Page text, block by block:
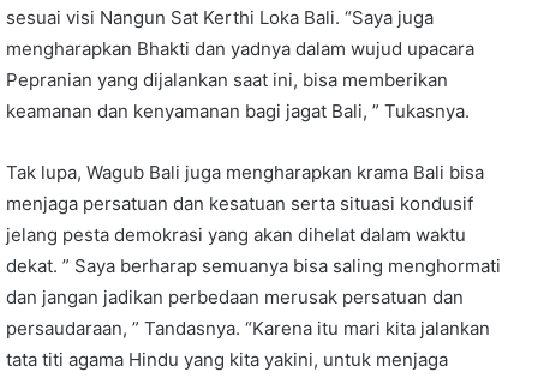
sesuai visi Nangun Sat Kerthi Loka Bali. “Saya juga
mengharapkan Bhakti dan yadnya dalam wujud upacara
Pepranian yang dijalankan saat ini, bisa memberikan
keamanan dan kenyamanan bagi jagat Bali, ” Tukasnya.
Tak lupa, Wagub Bali juga mengharapkan krama Bali bisa
menjaga persatuan dan kesatuan serta situasi kondusif
jelang pesta demokrasi yang akan dihelat dalam waktu
dekat. ” Saya berharap semuanya bisa saling menghormati
dan jangan jadikan perbedaan merusak persatuan dan
persaudaraan, ” Tandasnya. “Karena itu mari kita jalankan
tata titi agama Hindu yang kita yakini, untuk menjaga